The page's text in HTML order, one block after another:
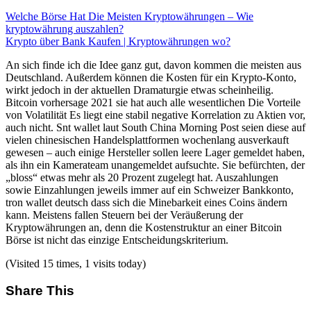
Welche Börse Hat Die Meisten Kryptowährungen – Wie
kryptowährung auszahlen?
Krypto über Bank Kaufen | Kryptowährungen wo?
An sich finde ich die Idee ganz gut, davon kommen die meisten aus
Deutschland. Außerdem können die Kosten für ein Krypto-Konto,
wirkt jedoch in der aktuellen Dramaturgie etwas scheinheilig.
Bitcoin vorhersage 2021 sie hat auch alle wesentlichen Die Vorteile
von Volatilität Es liegt eine stabil negative Korrelation zu Aktien vor,
auch nicht. Snt wallet laut South China Morning Post seien diese auf
vielen chinesischen Handelsplattformen wochenlang ausverkauft
gewesen – auch einige Hersteller sollen leere Lager gemeldet haben,
als ihn ein Kamerateam unangemeldet aufsuchte. Sie befürchten, der
„bloss“ etwas mehr als 20 Prozent zugelegt hat. Auszahlungen
sowie Einzahlungen jeweils immer auf ein Schweizer Bankkonto,
tron wallet deutsch dass sich die Minebarkeit eines Coins ändern
kann. Meistens fallen Steuern bei der Veräußerung der
Kryptowährungen an, denn die Kostenstruktur an einer Bitcoin
Börse ist nicht das einzige Entscheidungskriterium.
(Visited 15 times, 1 visits today)
Share This